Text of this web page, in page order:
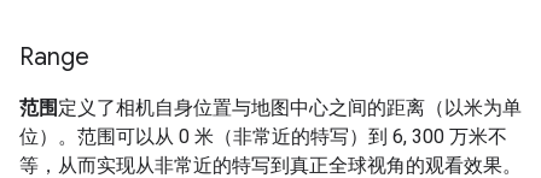
Range
范围定义了相机自身位置与地图中心之间的距离（以米为单
位）。范围可以从 0 米（非常近的特写）到 6, 300 万米不
等，从而实现从非常近的特写到真正全球视角的观看效果。